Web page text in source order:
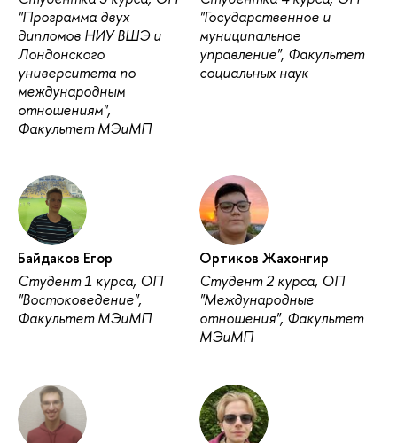
"Программа двух
дипломов НИУ ВШЭ и
Лондонского
университета по
международным
отношениям",
Факультет МЭиМП
"Государственное и
муниципальное
управление", Факультет
социальных наук
Байдаков Егор
Студент 1 курса, ОП
"Востоковедение",
Факультет МЭиМП
Ортиков Жахонгир
Студент 2 курса, ОП
"Международные
отношения", Факультет
МЭиМП